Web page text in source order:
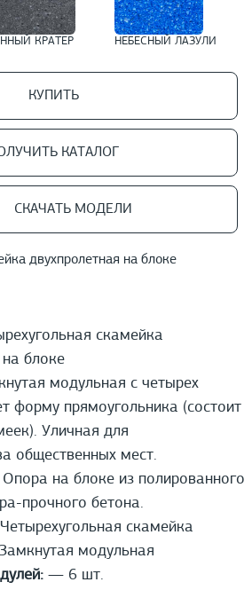
двухпролетная на блоке
КРАТЕР НЕБЕСНЫЙ ЛАЗУЛИ
КУПИТЬ
КАТАЛОГ
СКАЧАТЬ МОДЕЛИ
скамейка
блоке
модульная с четырех
форму прямоугольника (состоит
Уличная для
общественных мест.
Опора на блоке из полированного
прочного бетона.
Четырехугольная скамейка
модульная
— 6 шт.